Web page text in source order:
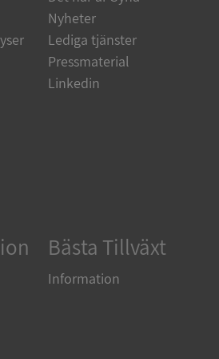
Nyheter
Lediga tjänster
Pressmaterial
Linkedin
Bästa Tillväxt
Information
Oklassificerade
kakor tillåter
som användarinloggning
Webbplatsen kan inte
utan strikt nödvändiga cookies.